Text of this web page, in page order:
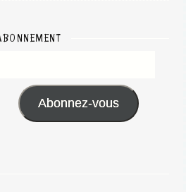
Abonnez-vous